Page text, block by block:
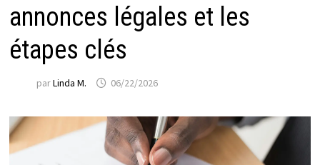
annonces légales et les
étapes clés
parLinda M. 06/22/2026